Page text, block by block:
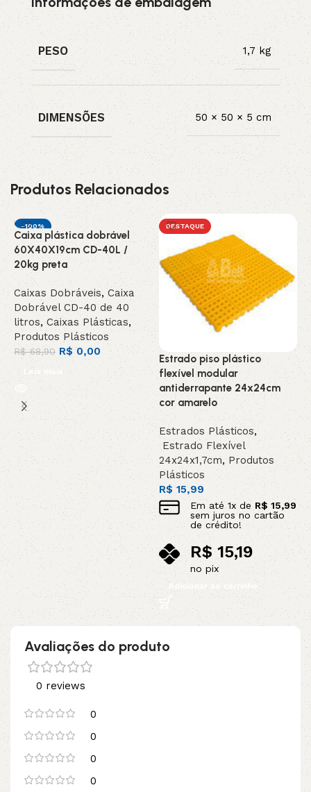
PESO 1,7 kg
DIMENSÕES 50 × 50 × 5 cm
Produtos Relacionados
-100%
INDISPONIVEL /
SOB ENCOMEN
DA
Caixa plástica dobrável
60X40X19cm CD-40L /
20kg preta
Caixas Dobráveis,Caixa
Dobrável CD-40 de 40
litros,Caixas Plásticas,
Produtos Plásticos
R$68,90 R$0,00
Leia mais
DESTAQUE
Estrado piso plástico
flexível modular
antiderrapante 24x24cm
cor amarelo
Estrados Plásticos,
Estrado Flexível
24x24x1,7cm,Produtos
Plásticos
R$ 15,99
Em até1x de R$ 15,99
sem juros no cartão
de crédito!
R$15,19
no pix
Adicionar ao carrinho
Avaliações do produto
0 reviews
0
0
0
0